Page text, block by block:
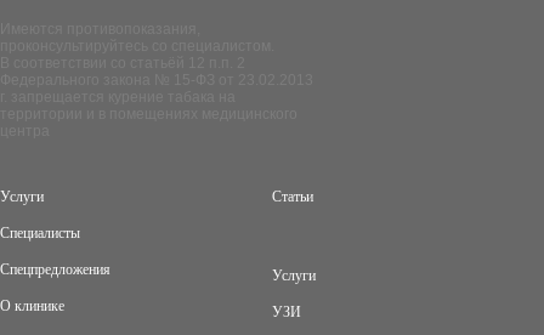
Услуги
Специалисты
Спецпредложения
О клинике
Статьи
Услуги
УЗИ